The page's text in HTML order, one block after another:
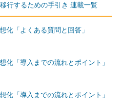
行するための手引き 連載一覧
化「よくある質問と回答」
化「導入までの流れとポイント」
化「導入までの流れとポイント」